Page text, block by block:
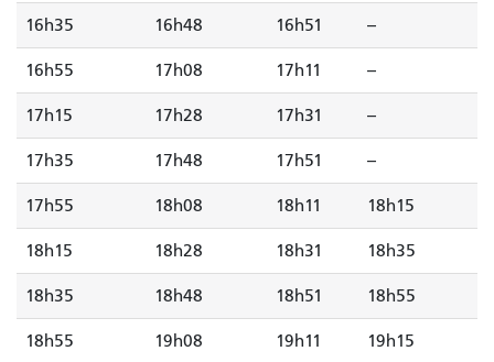
16h35 16h48 16h51 --
16h55 17h08 17h11 --
17h15 17h28 17h31 --
17h35 17h48 17h51 --
17h55 18h08 18h11 18h15
18h15 18h28 18h31 18h35
18h35 18h48 18h51 18h55
18h55 19h08 19h11 19h15